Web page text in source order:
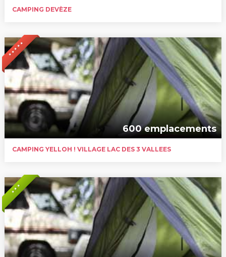
CAMPING DEVÈZE
* * * * *
600 emplacements
CAMPING YELLOH ! VILLAGE LAC DES 3 VALLEES
* * *